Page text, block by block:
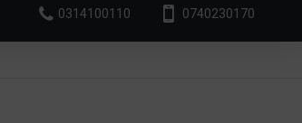
0314100110 0740230170